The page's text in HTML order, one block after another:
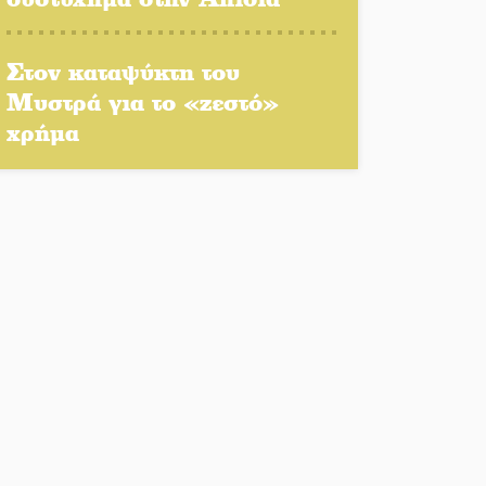
Στο Γύθειο η Άντζελα
Γκερέκου
Νταλίκα έπεσε σε γκρεμό
Στον καταψύκτη του
Μυστρά για το «ζεστό»
χρήμα